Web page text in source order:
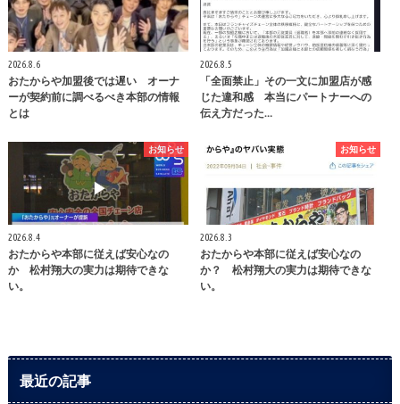
2026.8.6
おたからや加盟後では遅い オーナ
ーが契約前に調べるべき本部の情報
とは
2026.8.5
「全面禁止」その一文に加盟店が感
じた違和感 本当にパートナーへの
伝え方だった…
お知らせ
2026.8.4
おたからや本部に従えば安心なの
か 松村翔大の実力は期待できな
い。
お知らせ
2026.8.3
おたからや本部に従えば安心なの
か？ 松村翔大の実力は期待できな
い。
最近の記事